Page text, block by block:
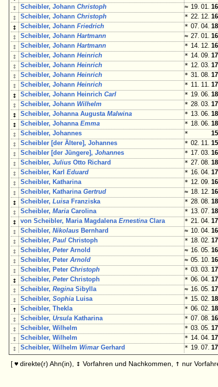
↕ Scheibler, JohannChristoph ≈ 19. 01.
↕ Scheibler, JohannChristoph * 22. 12.
↕ Scheibler, JohannFriedrich * 07. 04.
↕ Scheibler, JohannHartmann ≈ 27. 01.
↕ Scheibler, JohannHartmann * 14. 12.
↕ Scheibler, JohannHeinrich * 14. 09.
↕ Scheibler, JohannHeinrich * 12. 03.
↕ Scheibler, JohannHeinrich * 31. 08.
↕ Scheibler, JohannHeinrich * 11. 11.
↕ Scheibler, Johann HeinrichCarl * 19. 06.
↕ Scheibler, Johann Wilhelm * 28. 03.
↕ Scheibler, Johanna AugustaMalwina * 13. 06.
↕ Scheibler, JohannaEmma * 18. 06.
↕ Scheibler, Johannes *
↕ Scheibler [der Ältere], Johannes * 02. 11.
↕ Scheibler [der Jüngere],Johannes * 17. 03.
↕ Scheibler,Julius Otto Richard * 27. 08.
↕ Scheibler, KarlEduard * 16. 04.
↕ Scheibler, Katharina * 12. 09.
↕ Scheibler, KatharinaGertrud ≈ 18. 12.
↕ Scheibler,Luisa Franziska * 28. 08.
↕ Scheibler,Maria Carolina * 13. 07.
↕ von Scheibler, Maria MagdalenaErnestina Clara * 21. 04.
↕ Scheibler,Nikolaus Bernhard ≈ 10. 04.
↕ Scheibler,Paul Christoph * 18. 02.
↕ Scheibler,PeterArnold ≈ 16. 05.
↕ Scheibler, PeterArnold ≈ 05. 10.
↕ Scheibler, PeterChristoph * 03. 03.
↕ Scheibler,PeterChristoph * 06. 04.
↕ Scheibler,Regina Sibylla ≈ 16. 05.
↕ Scheibler,Sophia Luisa * 15. 02.
↑ Scheibler, Thekla * 06. 02.
↕ Scheibler,Ursula Katharina * 07. 08.
↕ Scheibler, Wilhelm * 03. 05.
↕ Scheibler, Wilhelm * 14. 04.
↕ Scheibler, Wilhelm WimarGerhard * 19. 07.
[ ♥ direkte(r) Ahn(in), ↕ Vorfahren und Nachkommen, ↑ nur